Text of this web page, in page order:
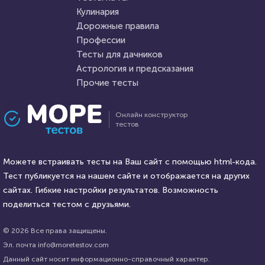
3 июня 2020 3888
этот лис?
Илья Кузнецов HTML - код
23 марта 2021 219837
Проходили 7454 раза
Тест: Мизантроп ли вы?
Онлайн конструктор
тестов
Можете встраивать тесты на Ваш сайт с помощью html-кода.
Тест публикуется на нашем сайте и отображается на других
сайтах. Гибкие настройки результатов. Возможность
поделиться тестом с друзьями.
© 2026 Все права защищены.
Эл. почта info@moretestov.com
Данный сайт носит информационно-справочный характер.
Кулинария
Дорожные правила
Профессии
Тесты для дачников
Астрология и предсказания
Прочие тесты